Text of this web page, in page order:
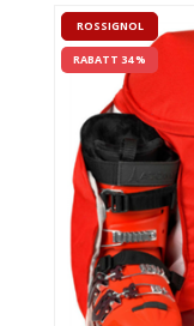
ROSSIGNOL
RABATT 34 %